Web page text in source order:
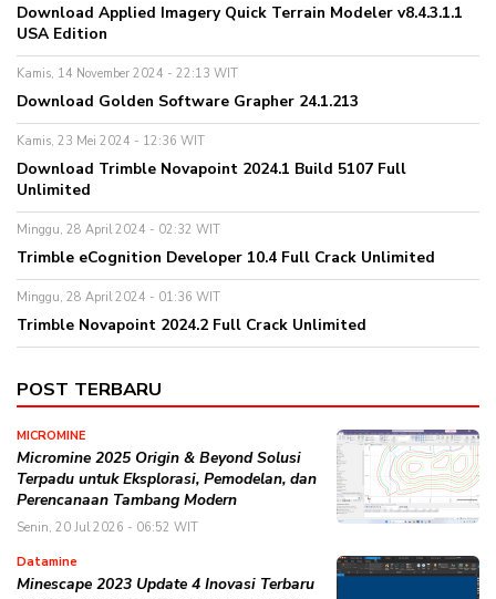
Download Applied Imagery Quick Terrain Modeler v8.4.3.1.1
USA Edition
Kamis, 14 November 2024 - 22:13 WIT
Download Golden Software Grapher 24.1.213
Kamis, 23 Mei 2024 - 12:36 WIT
Download Trimble Novapoint 2024.1 Build 5107 Full
Unlimited
Minggu, 28 April 2024 - 02:32 WIT
Trimble eCognition Developer 10.4 Full Crack Unlimited
Minggu, 28 April 2024 - 01:36 WIT
Trimble Novapoint 2024.2 Full Crack Unlimited
POST TERBARU
MICROMINE
Micromine 2025 Origin & Beyond Solusi
Terpadu untuk Eksplorasi, Pemodelan, dan
Perencanaan Tambang Modern
Senin, 20 Jul 2026 - 06:52 WIT
Datamine
Minescape 2023 Update 4 Inovasi Terbaru